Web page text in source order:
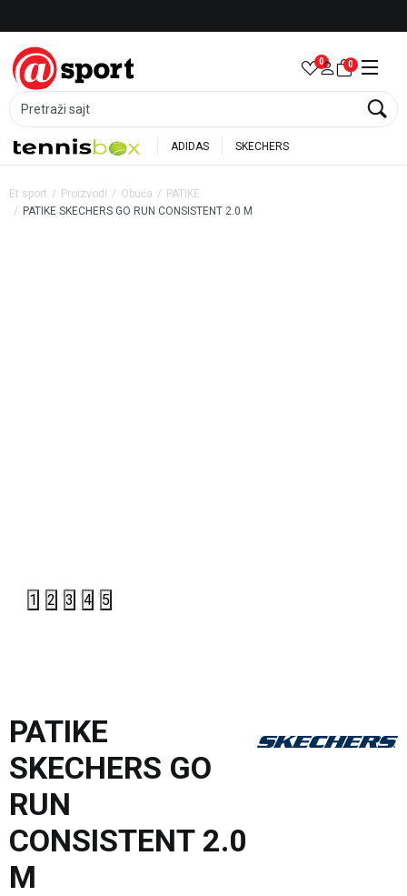
Pretraži sajt
0 0
ADIDAS SKECHERS
Et sport Proizvodi Obuća
PATIKE
PATIKE SKECHERS GO RUN CONSISTENT 2.0 M
1 2 3 4 5
PATIKE
SKECHERS GO
RUN
CONSISTENT 2.0
M